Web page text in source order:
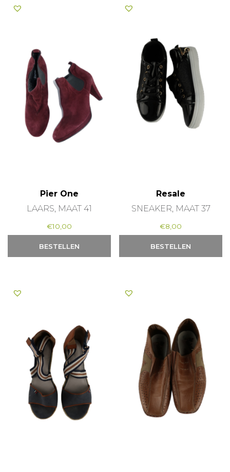
Pier One
LAARS, MAAT 41
€10,00
BESTELLEN
Resale
SNEAKER, MAAT 37
€8,00
BESTELLEN